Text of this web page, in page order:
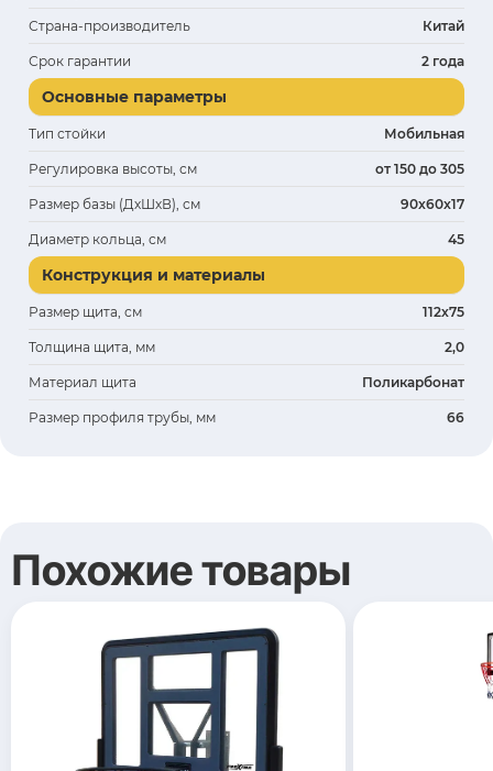
Страна-производитель Китай
Срок гарантии 2 года
Основные параметры
Тип стойки Мобильная
Регулировка высоты, см от 150 до 305
Размер базы (ДхШхВ), см 90x60x17
Диаметр кольца, см 45
Конструкция и материалы
Размер щита, см 112х75
Толщина щита, мм 2,0
Материал щита Поликарбонат
Размер профиля трубы, мм 66
Похожие товары